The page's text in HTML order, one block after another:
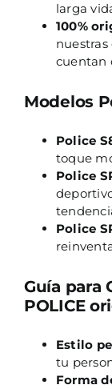
larga
100%
nuestras
cuentan
Modelos
Police
toque
Police
Police
Guía para
POLICE
Estilo
tu
Forma